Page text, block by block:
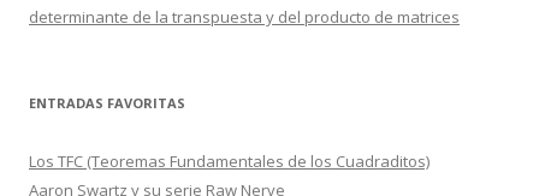
determinante de la transpuesta y del producto de matrices
ENTRADAS FAVORITAS
Los TFC (Teoremas Fundamentales de los Cuadraditos)
Aaron Swartz y su serie Raw Nerve